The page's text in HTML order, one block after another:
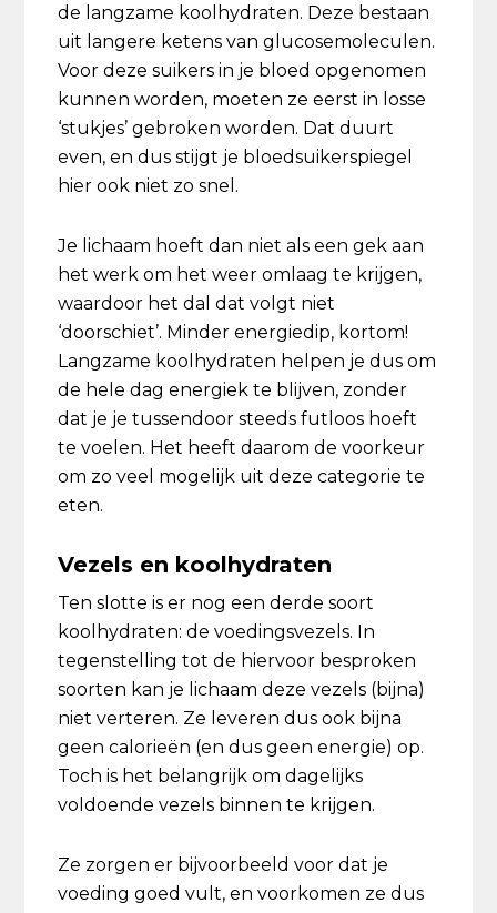
de langzame koolhydraten. Deze bestaan
uit langere ketens van glucosemoleculen.
Voor deze suikers in je bloed opgenomen
kunnen worden, moeten ze eerst in losse
‘stukjes’ gebroken worden. Dat duurt
even, en dus stijgt je bloedsuikerspiegel
hier ook niet zo snel.
Je lichaam hoeft dan niet als een gek aan
het werk om het weer omlaag te krijgen,
waardoor het dal dat volgt niet
‘doorschiet’. Minder energiedip, kortom!
Langzame koolhydraten helpen je dus om
de hele dag energiek te blijven, zonder
dat je je tussendoor steeds futloos hoeft
te voelen. Het heeft daarom de voorkeur
om zo veel mogelijk uit deze categorie te
eten.
Vezels en koolhydraten
Ten slotte is er nog een derde soort
koolhydraten: de voedingsvezels. In
tegenstelling tot de hiervoor besproken
soorten kan je lichaam deze vezels (bijna)
niet verteren. Ze leveren dus ook bijna
geen calorieën (en dus geen energie) op.
Toch is het belangrijk om dagelijks
voldoende vezels binnen te krijgen.
Ze zorgen er bijvoorbeeld voor dat je
voeding goed vult, en voorkomen ze dus